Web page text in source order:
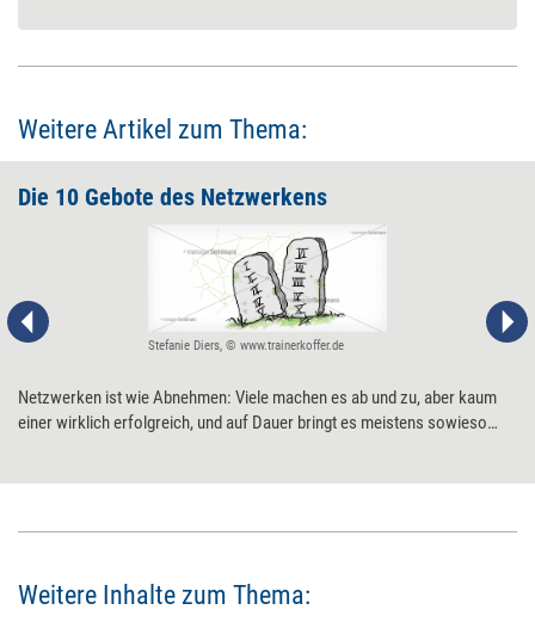
Weitere Artikel zum Thema:
Die 10 Gebote des ­Netzwerkens
Stefanie Diers, © www.trainerkoffer.de
Netzwerken ist wie Abnehmen: Viele machen es ab und zu, aber kaum
einer wirklich erfolgreich, und auf Dauer bringt es meistens sowieso
Weitere Inhalte zum Thema: